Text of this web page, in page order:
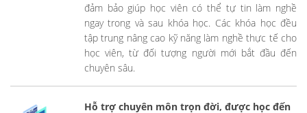
đảm bảo giúp học viên có thể tự tin làm nghề
ngay trong và sau khóa học. Các khóa học đều
tập trung nâng cao kỹ năng làm nghề thực tế cho
học viên, từ đối tượng người mới bắt đầu đến
chuyên sâu.
Hỗ trợ chuyên môn trọn đời, được học đến